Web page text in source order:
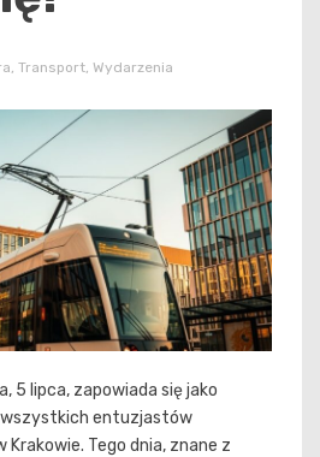
, Transport, Wydarzenia
5 lipca, zapowiada się jako
entuzjastów
Krakowie. Tego dnia, znane z